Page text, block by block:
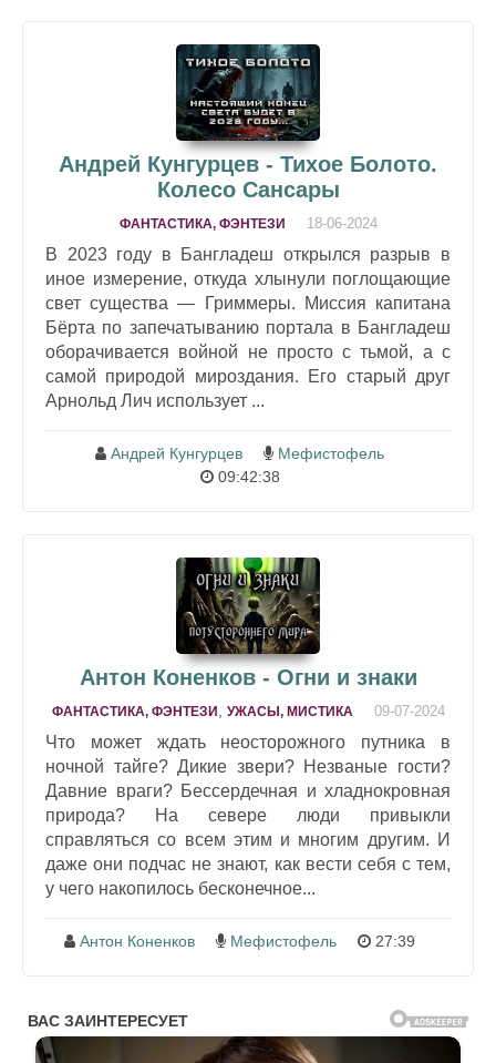
Андрей Кунгурцев - Тихое Болото.
Колесо Сансары
ФАНТАСТИКА, ФЭНТЕЗИ 18-06-2024
В 2023 году в Бангладеш открылся разрыв в
иное измерение, откуда хлынули поглощающие
свет существа — Гриммеры. Миссия капитана
Бёрта по запечатыванию портала в Бангладеш
оборачивается войной не просто с тьмой, а с
самой природой мироздания. Его старый друг
Арнольд Лич использует ...
Андрей Кунгурцев
Мефистофель
09:42:38
Антон Коненков - Огни и знаки
ФАНТАСТИКА, ФЭНТЕЗИ УЖАСЫ, МИСТИКА 09-07-2024
Что может ждать неосторожного путника в
ночной тайге? Дикие звери? Незваные гости?
Давние враги? Бессердечная и хладнокровная
природа? На севере люди привыкли
справляться со всем этим и многим другим. И
даже они подчас не знают, как вести себя с тем,
у чего накопилось бесконечное...
Антон Коненков Мефистофель 27:39